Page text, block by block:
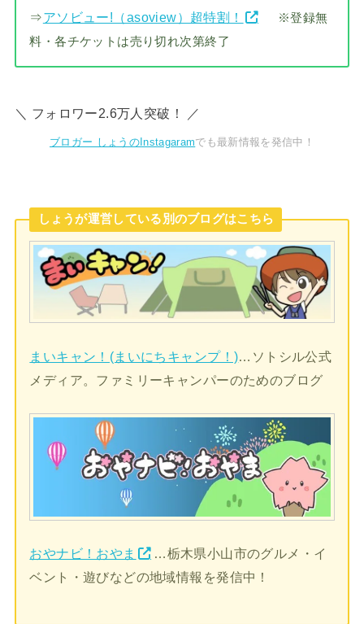
⇒アソビュー!（asoview）超特割！
※登録無
料・各チケットは売り切れ次第終了
＼ フォロワー2.6万人突破！ ／
ブロガー しょうのInstagaramでも最新情報を発信中！
しょうが運営している別のブログはこちら
まいキャン！(まいにちキャンプ！) …ソトシル公式
メディア。ファミリーキャンパーのためのブログ
おやナビ！おやま
…栃木県小山市のグルメ・イ
ベント・遊びなどの地域情報を発信中！